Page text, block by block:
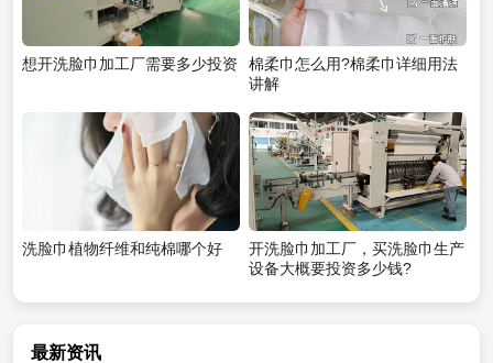
想开洗脸巾加工厂需要多少投资
棉柔巾怎么用?棉柔巾详细用法
讲解
洗脸巾植物纤维和纯棉哪个好
开洗脸巾加工厂，买洗脸巾生产
设备大概要投资多少钱?
最新资讯